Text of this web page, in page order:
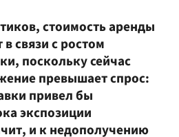
стоимость аренды
связи с ростом
поскольку сейчас
превышает спрос:
привел бы
экспозиции
и к недополучению